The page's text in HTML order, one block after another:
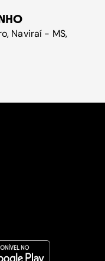
Naviraí - MS,